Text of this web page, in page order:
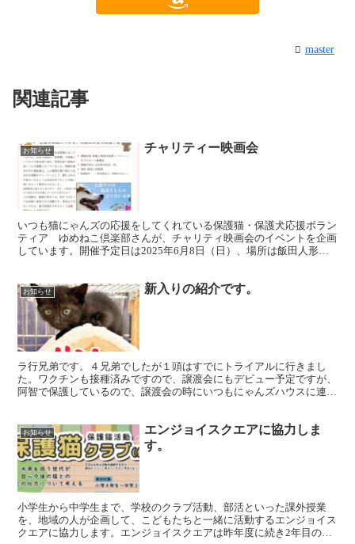
master
関連記事
お知らせ チャリティー映画会
いつも猫にゃんズの応援をしてくれている保護猫・保護犬応援ボラン
ティア ゆめねこ倶楽部さんが、チャリティ映画会のイベントを企画
しています。開催予定日は2025年6月8日（日）、場所は飯田人形劇
お知らせ 新入りの紹介です。
ラ行兄弟です。４兄弟でしたが１頭はすでにトライアルに行きまし
た。ワクチンも接種済みですので、譲渡会にもデビュー予定ですが、
阿智で保護しているので、譲渡会の時にいつもにゃんズハウスに連れ
お知らせ
エンジョイスクエアに協力しま
す。
小学生から中学生まで、学校のクラブ活動、部活といった課外授業
を、地域の人が企画して、こどもたちと一緒に活動するエンジョイス
クエアに協力します。エンジョイスクエアは昨年度に続き2年目の開